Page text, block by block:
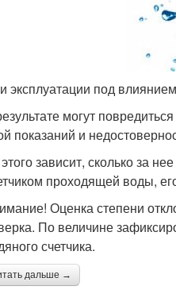
эксплуатации под
могут
показаний и
зависит, сколько за
проходящей воды,
Оценка степени
По величине
счетчика.
дальше →